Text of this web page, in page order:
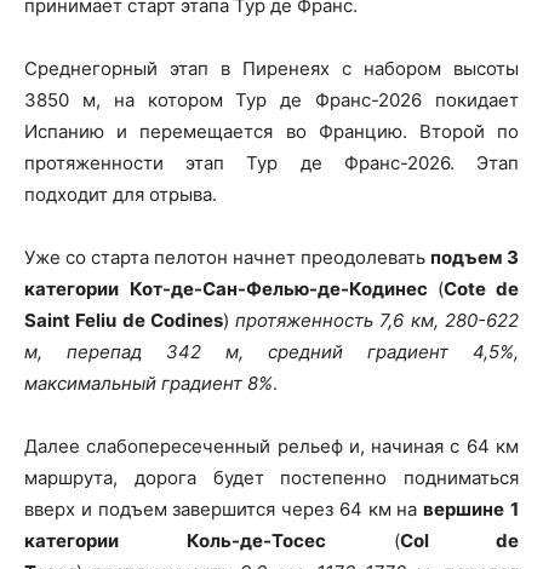
принимает старт этапа Тур де Франс.
Среднегорный этап в Пиренеях с набором высоты
3850 м, на котором Тур де Франс-2026 покидает
Испанию и перемещается во Францию. Второй по
протяженности этап Тур де Франс-2026. Этап
подходит для отрыва.
Уже со старта пелотон начнет преодолевать подъем 3
категории Кот-де-Сан-Фелью-де-Кодинес (Cote de
Saint Feliu de Codines)протяженность 7,6 км, 280-622
м, перепад 342 м, средний градиент 4,5%,
максимальный градиент 8%.
Далее слабопересеченный рельеф и, начиная с 64 км
маршрута, дорога будет постепенно подниматься
вверх и подъем завершится через 64 км навершине 1
категории
Коль-де-Тосес (Col de